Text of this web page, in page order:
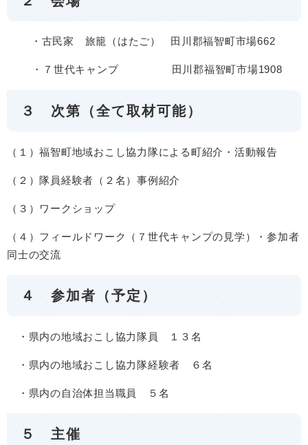
・古民家 旅籠（はたご） 田川郡福智町市場662
・７世代キャンプ 田川郡福智町市場1908
３ 次第（全て取材可能）
（１）福智町地域おこし協力隊による町紹介・活動報告
（２）隊員経験者（２名）事例紹介
（３）ワークショップ
（４）フィールドワーク（７世代キャンプの見学）・参加者
同士の交流
４ 参加者（予定）
・県内の地域おこし協力隊員 １３名
・県内の地域おこし協力隊経験者 ６名
・県内の自治体担当職員 ５名
５ 主催